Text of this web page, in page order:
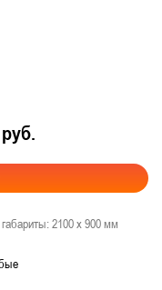
руб.
2100 х 900 мм